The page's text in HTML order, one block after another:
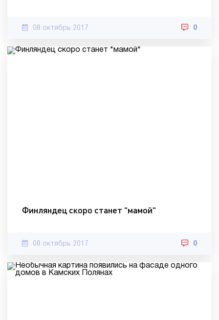
08 октябрь 2017 0
Финляндец скоро станет "мамой"
08 октябрь 2017 0